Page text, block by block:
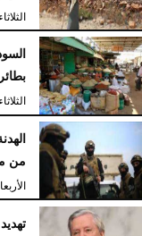
الثلاثاء، 17
الثلاثاء، 17
من
الأربعاء، 21